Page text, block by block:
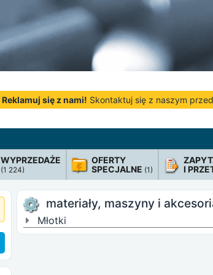
Reklamuj się z nami! Skontaktuj się z naszym
WYPRZEDAŻE
(1 224)
OFERTY
SPECJALNE (1)
I
materiały, maszyny i
Młotki